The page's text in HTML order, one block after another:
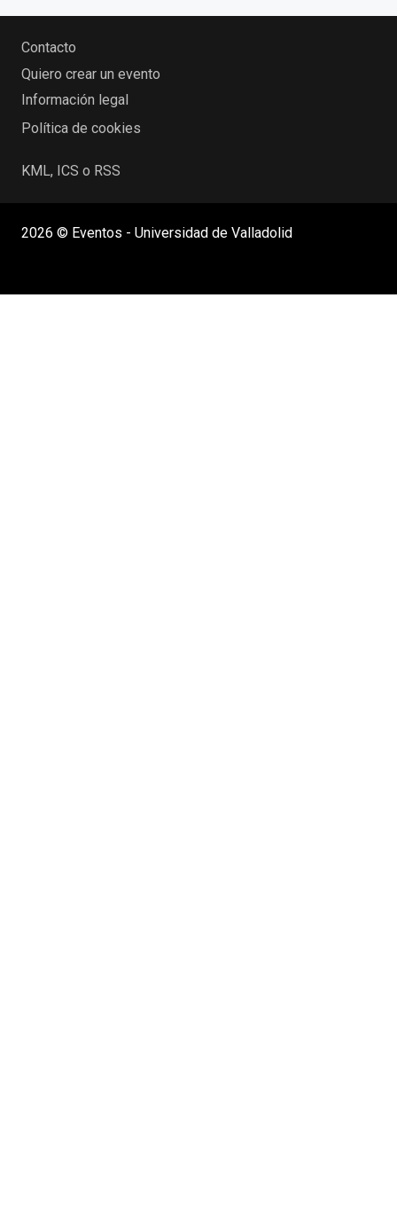
Contacto
Quiero crear un evento
Información legal
Política de cookies
KML, ICS o RSS
2026 © Eventos - Universidad de Valladolid